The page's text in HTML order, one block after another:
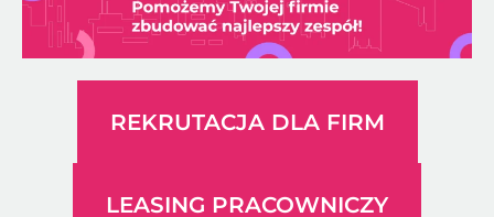
REKRUTACJA DLA FIRM
LEASING PRACOWNICZY